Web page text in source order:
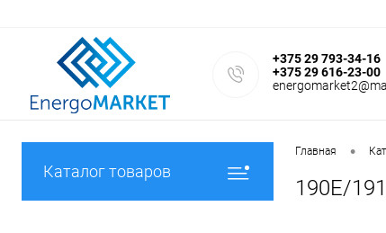
+375 29 793-34-16
+375 29 616-23-00
Каталог товаров
Главная •
190E/